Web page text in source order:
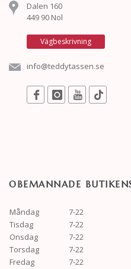
Dalen 160
449 90 Nol
Vägbeskrivning
info@teddytassen.se
OBEMANNADE
Måndag
7-22
Tisdag
7-22
Onsdag
7-22
Torsdag
7-22
Fredag
7-22